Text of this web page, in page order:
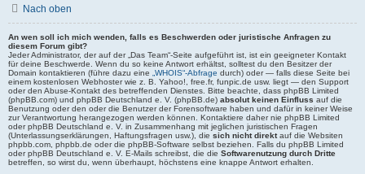
Nach oben
An wen soll ich mich wenden, falls es Beschwerden oder juristische Anfragen zu
diesem Forum gibt?
Jeder Administrator, der auf der „Das Team“-Seite aufgeführt ist, ist ein geeigneter Kontakt
für deine Beschwerde. Wenn du so keine Antwort erhältst, solltest du den Besitzer der
Domain kontaktieren (führe dazu eine
„WHOIS“-Abfrage durch) oder — falls diese Seite bei
einem kostenlosen Webhoster wie z. B. Yahoo!, free.fr, funpic.de usw. liegt — den Support
oder den Abuse-Kontakt des betreffenden Dienstes. Bitte beachte, dass phpBB Limited
(phpBB.com) und phpBB Deutschland e. V. (phpBB.de) absolut keinen Einfluss auf die
Benutzung oder den oder die Benutzer der Forensoftware haben und dafür in keiner Weise
zur Verantwortung herangezogen werden können. Kontaktiere daher nie phpBB Limited
oder phpBB Deutschland e. V. in Zusammenhang mit jeglichen juristischen Fragen
(Unterlassungserklärungen, Haftungsfragen usw.), die sich nicht direktauf die Websiten
phpbb.com, phpbb.de oder die phpBB-Software selbst beziehen. Falls du phpBB Limited
oder phpBB Deutschland e. V. E-Mails schreibst, die die Softwarenutzung durch Dritte
betreffen, so wirst du, wenn überhaupt, höchstens eine knappe Antwort erhalten.